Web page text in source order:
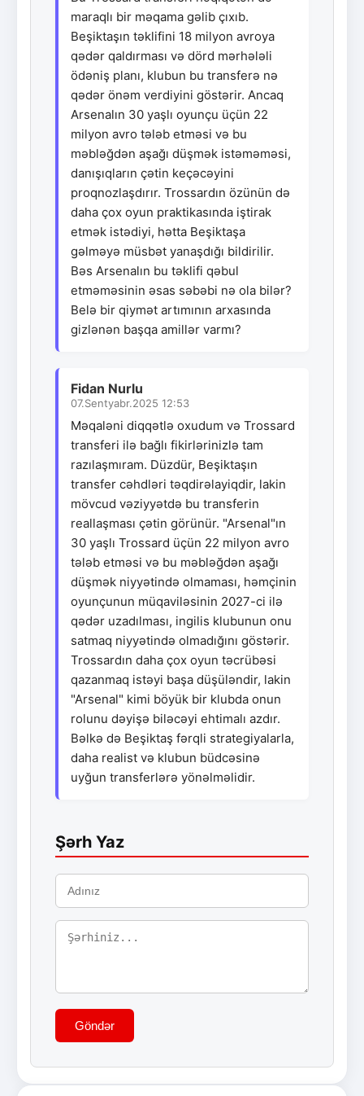
maraqlı bir məqama gəlib çıxıb.
Beşiktaşın təklifini 18 milyon avroya
qədər qaldırması və dörd mərhələli
ödəniş planı, klubun bu transferə nə
qədər önəm verdiyini göstərir. Ancaq
Arsenalın 30 yaşlı oyunçu üçün 22
milyon avro tələb etməsi və bu
məbləğdən aşağı düşmək istəməməsi,
danışıqların çətin keçəcəyini
proqnozlaşdırır. Trossardın özünün də
daha çox oyun praktikasında iştirak
etmək istədiyi, hətta Beşiktaşa
gəlməyə müsbət yanaşdığı bildirilir.
Bəs Arsenalın bu təklifi qəbul
etməməsinin əsas səbəbi nə ola bilər?
Belə bir qiymət artımının arxasında
gizlənən başqa amillər varmı?
Fidan Nurlu
07.Sentyabr.2025 12:53
Məqaləni diqqətlə oxudum və Trossard
transferi ilə bağlı fikirlərinizlə tam
razılaşmıram. Düzdür, Beşiktaşın
transfer cəhdləri təqdirəlayiqdir, lakin
mövcud vəziyyətdə bu transferin
reallaşması çətin görünür. "Arsenal"ın
30 yaşlı Trossard üçün 22 milyon avro
tələb etməsi və bu məbləğdən aşağı
düşmək niyyətində olmaması, həmçinin
oyunçunun müqaviləsinin 2027-ci ilə
qədər uzadılması, ingilis klubunun onu
satmaq niyyətində olmadığını göstərir.
Trossardın daha çox oyun təcrübəsi
qazanmaq istəyi başa düşüləndir, lakin
"Arsenal" kimi böyük bir klubda onun
rolunu dəyişə biləcəyi ehtimalı azdır.
Bəlkə də Beşiktaş fərqli strategiyalarla,
daha realist və klubun büdcəsinə
uyğun transferlərə yönəlməlidir.
Şərh Yaz
Göndər